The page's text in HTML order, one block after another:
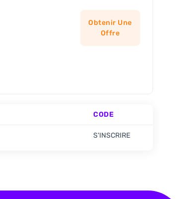
Obtenir Une
Offre
CODE
S'INSCRIRE